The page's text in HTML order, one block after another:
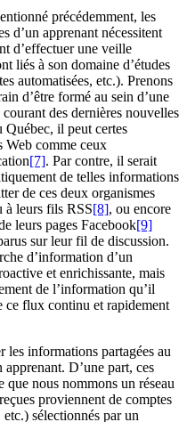
précédemment, les
d’un apprenant nécessitent
d’effectuer une veille
liés à son domaine d’études
automatisées, etc.). Prenons
d’être formé au sein d’une
des dernières nouvelles
Québec, il peut certes
Web comme ceux
[7]. Par contre, il serait
de telles informations
de ces deux organismes
à leurs fils RSS[8], ou encore
leurs pages Facebook[9]
sur leur fil de discussion.
d’information d’un
et enrichissante, mais
de l’information qu’il
ce flux continu et rapidement
informations partagées au
D’une part, ces
que nous nommons un réseau
proviennent de comptes
sélectionnés par un